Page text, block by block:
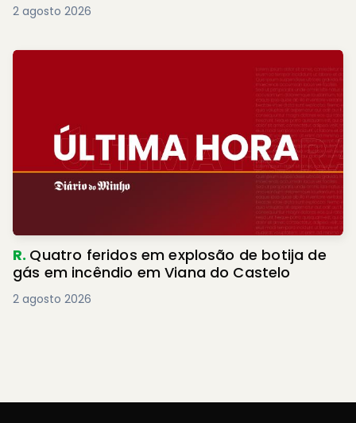
2 agosto 2026
R. Quatro feridos em explosão de botija de
gás em incêndio em Viana do Castelo
2 agosto 2026